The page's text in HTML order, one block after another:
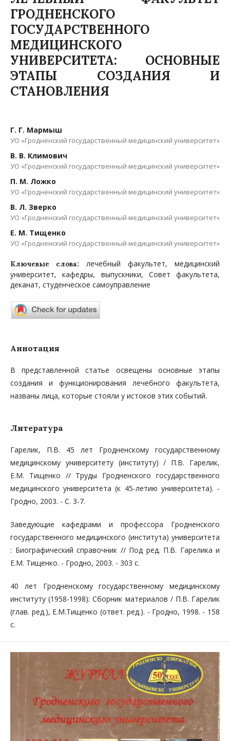
ГРОДНЕНСКОГО
ГОСУДАРСТВЕННОГО
МЕДИЦИНСКОГО
УНИВЕРСИТЕТА: ОСНОВНЫЕ
ЭТАПЫ СОЗДАНИЯ И
СТАНОВЛЕНИЯ
Г. Г. Мармыш
УО «Гродненский государственный медицинский университет»
В. В. Климович
УО «Гродненский государственный медицинский университет»
П. М. Ложко
УО «Гродненский государственный медицинский университет»
В. Л. Зверко
УО «Гродненский государственный медицинский университет»
Е. М. Тищенко
УО «Гродненский государственный медицинский университет»
Ключевые слова: лечебный факультет, медицинский
университет, кафедры, выпускники, Совет факультета,
деканат, студенческое самоуправление
Аннотация
В представленной статье освещены основные этапы
создания и функционирования лечебного факультета,
названы лица, которые стояли у истоков этих событий.
Литература
Гарелик, П.В. 45 лет Гродненскому государственному
медицинскому университету (институту) / П.В. Гарелик,
Е.М. Тищенко // Труды Гродненского государственного
медицинского университета (к 45-летию университета). -
Гродно, 2003. - С. 3-7.
Заведующие кафедрами и профессора Гродненского
государственного медицинского (института) университета
: Биографический справочник // Под ред. П.В. Гарелика и
Е.М. Тищенко. - Гродно, 2003. - 303 с.
40 лет Гродненскому государственному медицинскому
инсти­туту (1958-1998): Сборник материалов / П.В. Гарелик
(глав. ред.), Е.М.Тищенко (ответ. ред.). - Гродно, 1998. - 158
с.